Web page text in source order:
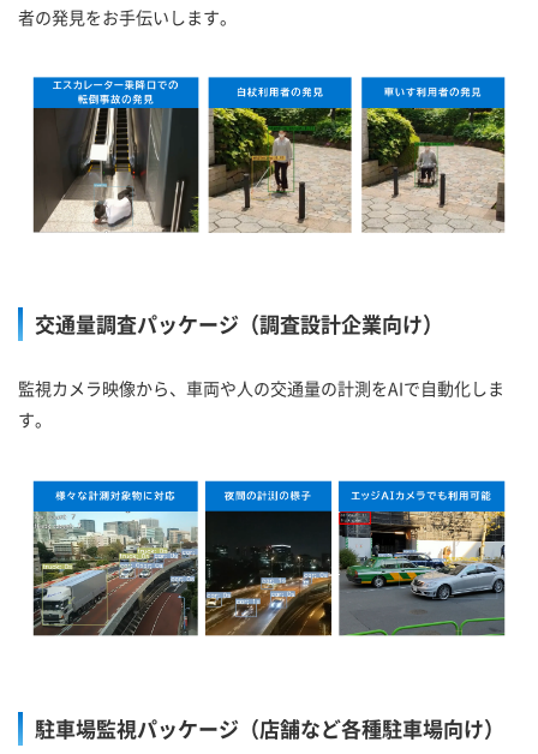
者の発見をお手伝いします。
交通量調査パッケージ（調査設計企業向け）
監視カメラ映像から、車両や人の交通量の計測をAIで自動化しま
す。
駐車場監視パッケージ（店舗など各種駐車場向け）